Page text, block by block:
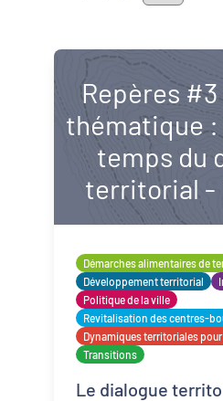
Typologie de newsletter
Newsletters
Lettres d'information
Thématiques
Démarches
Développement
Inclusion numérique
Politique de la ville
Repères
thématique
temps du
territorial -
Démarches alimentaires de
Développement territorial
Politique de la ville
Revitalisation des centres-
Dynamiques territoriales pour
Transitions
Le dialogue